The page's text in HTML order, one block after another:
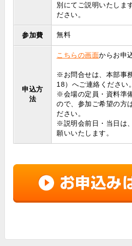
別にてご説明いたしま
ださい。
参加費 無料
申込方
法
こちらの画面からお申
※お問合せは、本部事
18）へご連絡ください。
※会場の定員・資料準
ので、参加ご希望の方
ださい。
※説明会前日・当日は
願いいたします。